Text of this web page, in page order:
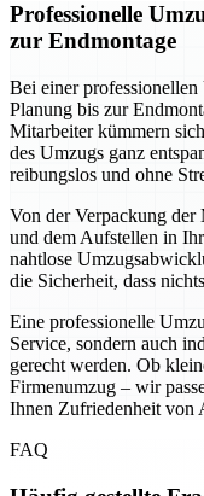
Professionelle
zur Endmontage
Bei einer
Planung bis zur
Mitarbeiter kümmern
des Umzugs ganz
reibungslos und ohne
Von der Verpackung der
und dem Aufstellen in
nahtlose
die Sicherheit, dass
Eine professionelle
Service, sondern auch
gerecht werden. Ob
Firmenumzug – wir
Ihnen Zufriedenheit von
FAQ